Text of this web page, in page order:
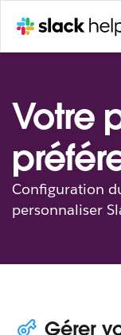
Votre
Configuration
personnaliser
Gérer